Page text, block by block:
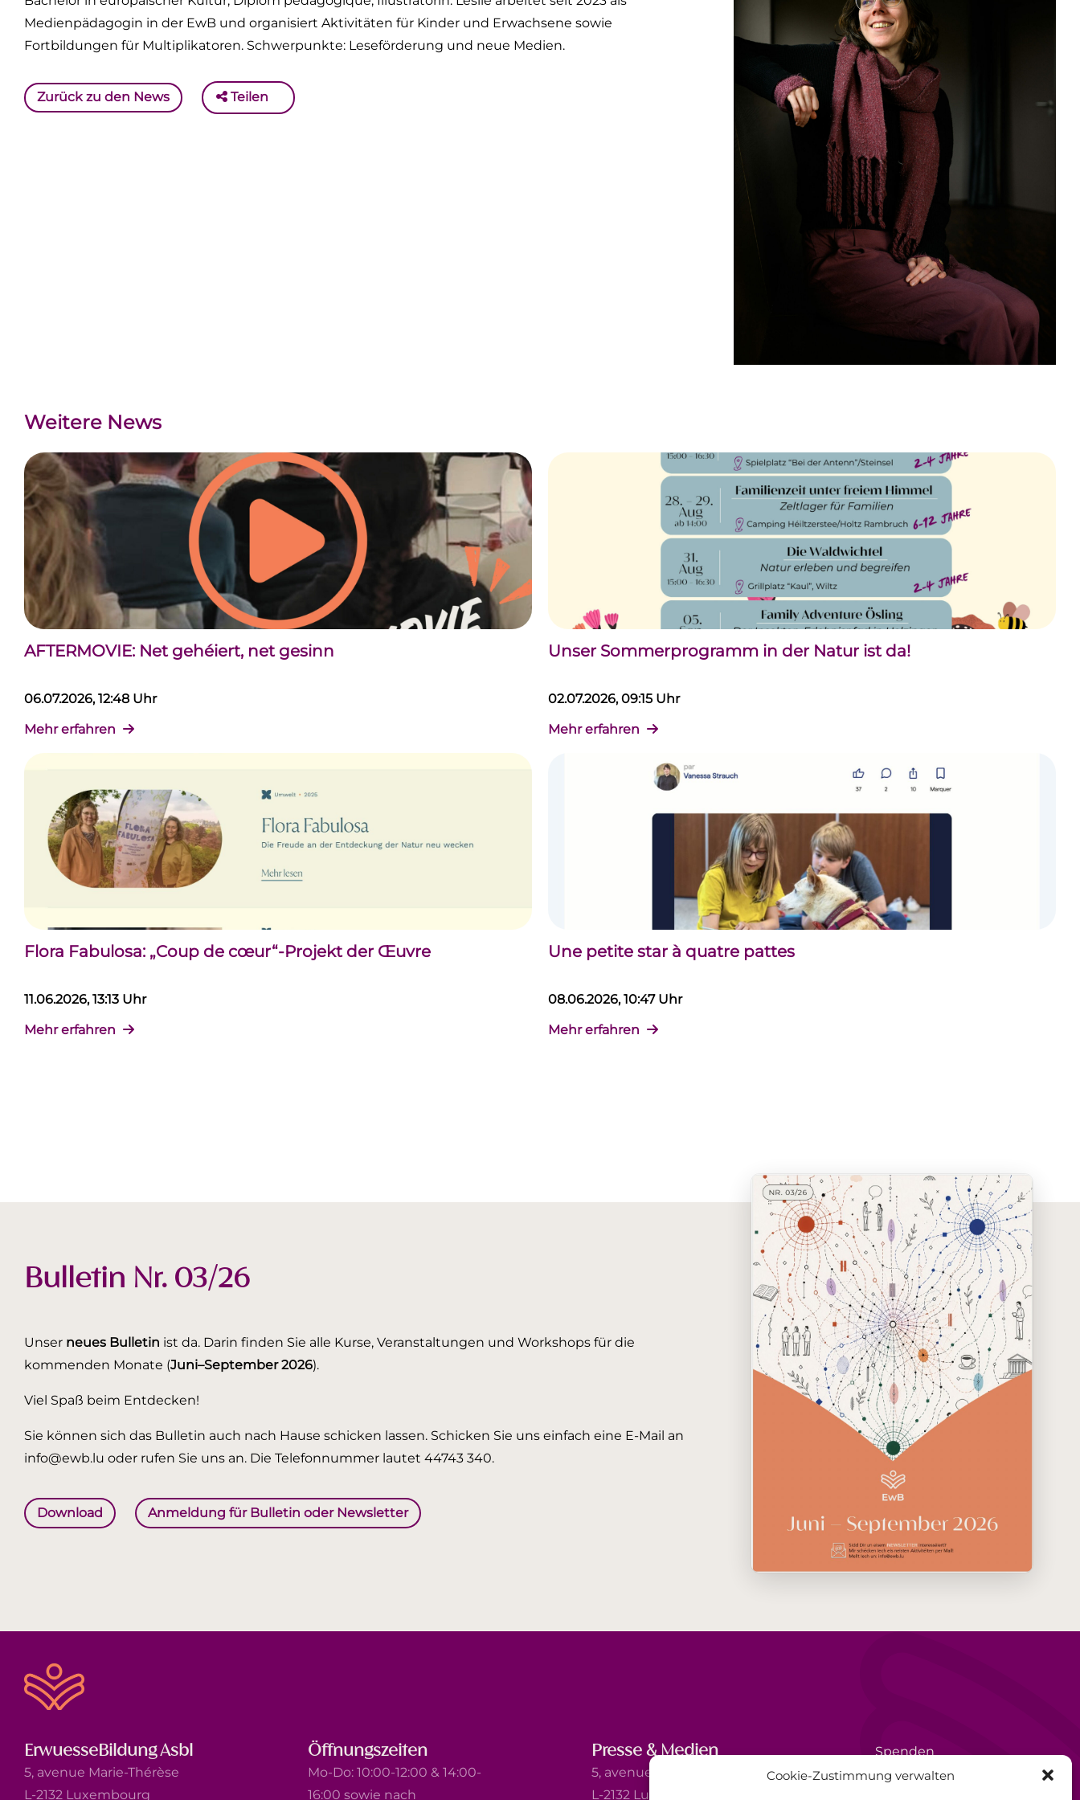
Cookie-Zustimmung verwalten
Medienpädagogin in der EwB und organisiert Aktivitäten für Kinder und Erwachsene sowie
Fortbildungen für Multiplikatoren. Schwerpunkte: Leseförderung und neue Medien.
Zurück zu den News Teilen
Weitere News
AFTERMOVIE: Net gehéiert, net gesinn
06.07.2026, 12:48 Uhr
Mehr erfahren
Unser Sommerprogramm in der Natur ist da!
02.07.2026, 09:15 Uhr
Mehr erfahren
Flora Fabulosa: „Coup de cœur“-Projekt der Œuvre
11.06.2026, 13:13 Uhr
Mehr erfahren
Une petite star à quatre pattes
08.06.2026, 10:47 Uhr
Mehr erfahren
Bulletin Nr. 03/26
Unser neues Bulletin ist da. Darin finden Sie alle Kurse, Veranstaltungen und Workshops für die
kommenden Monate (Juni–September 2026).
Viel Spaß beim Entdecken!
Sie können sich das Bulletin auch nach Hause schicken lassen. Schicken Sie uns einfach eine E-Mail an
info@ewb.lu oder rufen Sie uns an. Die Telefonnummer lautet 44743 340.
Download Anmeldung für Bulletin oder Newsletter
ErwuesseBildung Asbl
5, avenue Marie-Thérèse
L-2132 Luxembourg
Öffnungszeiten
Mo-Do: 10:00-12:00 & 14:00-
16:00 sowie nach
Presse & Medien
5, avenue Marie-Thérèse
L-2132 Luxembourg
Spenden
Ehrenamt